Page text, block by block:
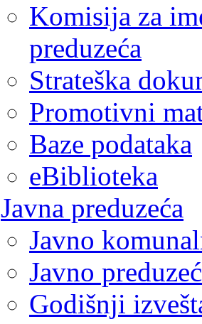
Komisija za
preduzeća
Strateška
Promotivni
Baze podataka
eBiblioteka
Javna preduzeća
Javno
Javno
Godišnji